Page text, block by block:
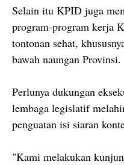
Selain itu KPID juga
program-program kerja
tontonan sehat,
bawah naungan Provinsi.
Perlunya dukungan
lembaga legislatif
penguatan isi siaran
"Kami melakukan